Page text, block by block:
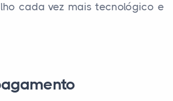
cada vez mais tecnológico e